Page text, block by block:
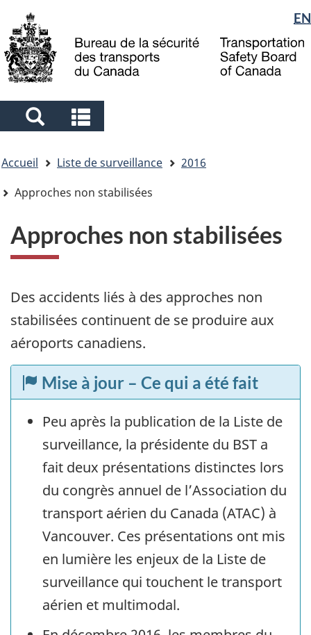
to
main
to
"About
government"
à
la
Sélection
de
la
langue
EN
Search
and
menus
and
menus
êtes
ici
Accueil Liste de surveillance
2016
Approches non stabilisées
Approches non stabilisées
Des accidents liés à des approches non
stabilisées continuent de se produire aux
aéroports canadiens.
Mise à jour – Ce qui a été fait
Peu après la publication de la Liste de
surveillance, la présidente du BST a
fait deux présentations distinctes lors
du congrès annuel de l’Association du
transport aérien du Canada (ATAC) à
Vancouver. Ces présentations ont mis
en lumière les enjeux de la Liste de
surveillance qui touchent le transport
aérien et multimodal.